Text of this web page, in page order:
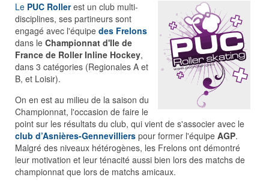
Le PUC Roller est un club multi-
disciplines, ses partineurs sont
engagé avec l'équipe des Frelons
dans le Championnat d'Ile de
France de Roller Inline Hockey,
dans 3 catégories (Regionales A et
B, et Loisir).
On en est au milieu de la saison du
Championnat, l'occasion de faire le
point sur les résultats du club, qui vient de s'associer avec le
club d’Asnières-Gennevilliers pour former l'équipe AGP.
Malgré des niveaux hétérogènes, les Frelons ont démontré
leur motivation et leur ténacité aussi bien lors des matchs de
championnat que lors de matchs amicaux.